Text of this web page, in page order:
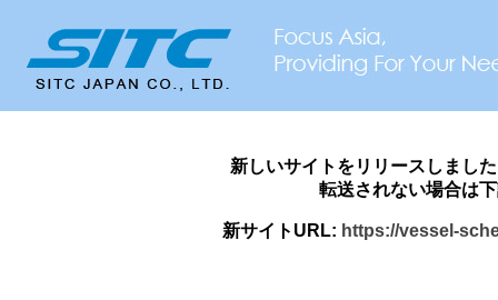
新しいサイトをリリースしまし
転送されない場合は
新サイトURL: https://vessel-